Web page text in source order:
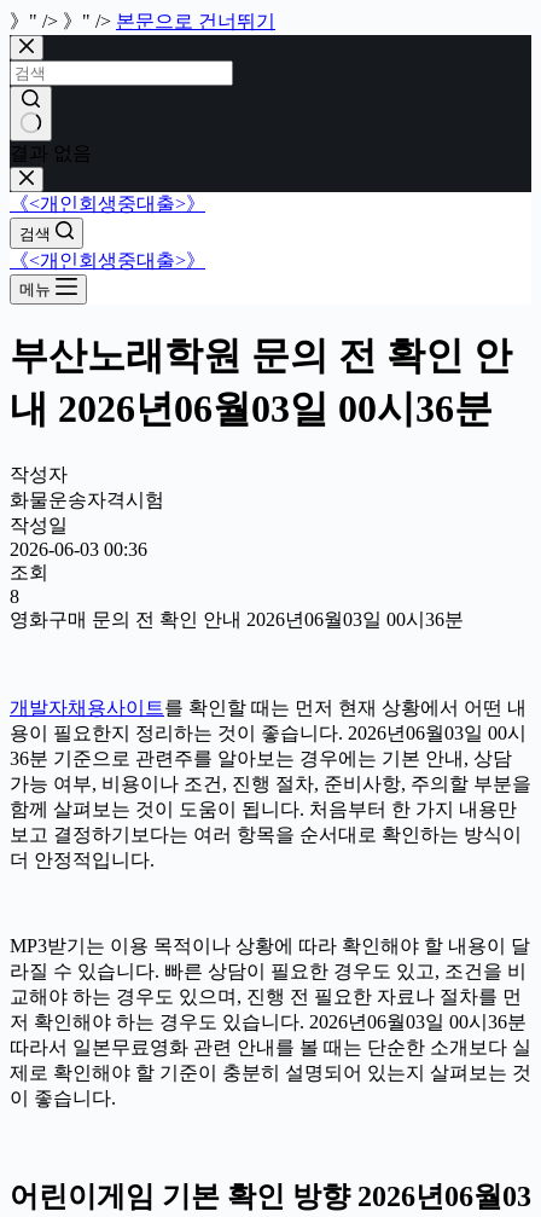
》" /> 》" /> 본문으로 건너뛰기
결과 없음
《<개인회생중대출>》
검색
《<개인회생중대출>》
메뉴
부산노래학원 문의 전 확인 안
내 2026년06월03일 00시36분
작성자
화물운송자격시험
작성일
2026-06-03 00:36
조회
8
영화구매 문의 전 확인 안내 2026년06월03일 00시36분
개발자채용사이트를 확인할 때는 먼저 현재 상황에서 어떤 내
용이 필요한지 정리하는 것이 좋습니다. 2026년06월03일 00시
36분 기준으로 관련주를 알아보는 경우에는 기본 안내, 상담
가능 여부, 비용이나 조건, 진행 절차, 준비사항, 주의할 부분을
함께 살펴보는 것이 도움이 됩니다. 처음부터 한 가지 내용만
보고 결정하기보다는 여러 항목을 순서대로 확인하는 방식이
더 안정적입니다.
MP3받기는 이용 목적이나 상황에 따라 확인해야 할 내용이 달
라질 수 있습니다. 빠른 상담이 필요한 경우도 있고, 조건을 비
교해야 하는 경우도 있으며, 진행 전 필요한 자료나 절차를 먼
저 확인해야 하는 경우도 있습니다. 2026년06월03일 00시36분
따라서 일본무료영화 관련 안내를 볼 때는 단순한 소개보다 실
제로 확인해야 할 기준이 충분히 설명되어 있는지 살펴보는 것
이 좋습니다.
어린이게임 기본 확인 방향 2026년06월03